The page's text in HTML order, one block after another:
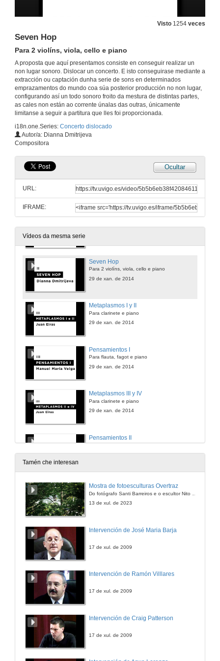
Visto 1254 veces
Seven Hop
Para 2 violíns, viola, cello e piano
A proposta que aquí presentamos consiste en conseguir realizar un
non lugar sonoro. Dislocar un concerto. E isto conseguirase mediante a
extracción ou captación dunha serie de sons en determinados
emprazamentos do mundo coa súa posterior producción no non lugar,
configurando así un todo sonoro froito da mestura de distintas partes,
as cales non están ao corrente únalas das outras, únicamente
limitanse a seguir a partitura que lles foi proporcionada.
i18n.one.Series: Concerto dislocado
Autor/a: Dianna Dmitrijeva
Compositora
Ocultar
URL:
IFRAME:
Vídeos da mesma serie
Para clarinete, 2 violíns, cello e piano
Cantos da Maré
Para flauta, clarinete, fagot, violín, viola, cello e piano
29 de xan. de 2014
A Zora
Para oboe, flauta, clarinete e fagot
Para clarinete e piano
29 de xan. de 2014
Anguria
Seven Hop
Para 2 violíns, viola, cello e piano
29 de xan. de 2014
Metaplasmos I y II
Para clarinete e piano
29 de xan. de 2014
Pensamientos I
Para flauta, fagot e piano
29 de xan. de 2014
Metaplasmos III y IV
Para clarinete e piano
29 de xan. de 2014
Pensamientos II
Para flauta, fagot e piano
29 de xan. de 2014
Para flauta, fagot e piano
Metaplasmos V, VI, VII y VIII
Para clarinete e piano
Tamén che interesan
Mostra de fotoesculturas Overtraz
13 de xul. de 2023
Intervención de José Maria Barja
17 de xul. de 2009
Intervención de Ramón Villlares
17 de xul. de 2009
Intervención de Craig Patterson
17 de xul. de 2009